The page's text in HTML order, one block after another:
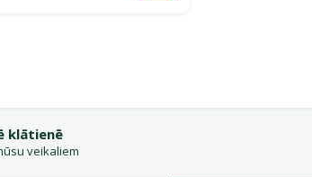
klātienē
veikaliem